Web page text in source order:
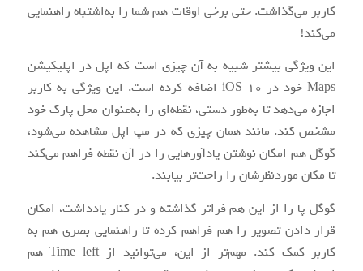
کاربر می‌گذاشت. حتی برخی اوقات همشما را به‌اشتباه راهنمایی
می‌کند!
این ویژگی بیشتر شبیه به آن چیزی است که اپل در اپلیکیشن
Maps خود در iOS
10
اضافه کرده است. این ویژگی به کاربر
اجازه می‌دهدتا به‌طور دستی، نقطه‌ای را به‌عنوان محل پارک خود
مشخص کند. مانند همان چیزی که در مپاپل مشاهده می‌شود،
گوگل هم امکان نوشتن یادآورهایی را در آن نقطه فراهم می‌کند
تا مکان موردنظرشانرا راحت‌تر بیابند.
گوگل پا را از این هم فراتر گذاشته و در کنار یادداشت، امکان
قرار دادن تصویر را هم فراهم کرده تا راهنمایی بصری هم به
کاربر کمک کند. مهم‌تر از این، می‌توانید
از Time left هم